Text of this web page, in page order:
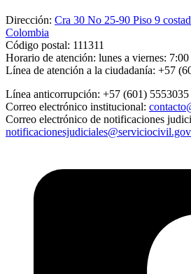
Dirección: Cra 30 No 25-90 Piso 9
Colombia
Código postal: 111311
Horario de atención: lunes a viernes:
Línea de atención a la ciudadanía: +57
Línea anticorrupción: +57 (601) 5553035
Correo electrónico institucional:
Correo electrónico de notificaciones